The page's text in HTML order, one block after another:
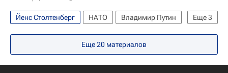
Еще3
Йенс Столтенберг НАТО
Владимир Путин
Россия
Давос
В мире
Еще20 материалов